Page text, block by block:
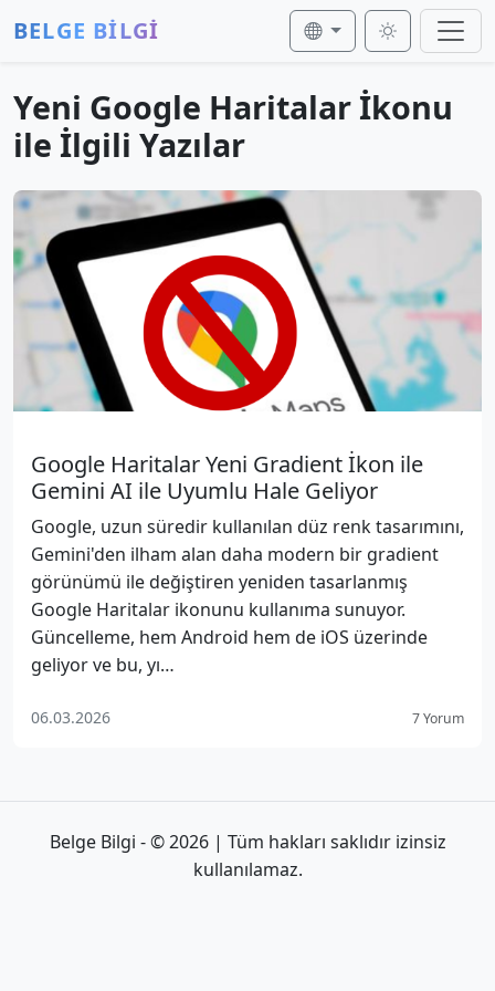
BELGE BİLGİ
Yeni Google Haritalar İkonu
ile İlgili Yazılar
Google Haritalar Yeni Gradient İkon ile
Gemini AI ile Uyumlu Hale Geliyor
Google, uzun süredir kullanılan düz renk tasarımını,
Gemini'den ilham alan daha modern bir gradient
görünümü ile değiştiren yeniden tasarlanmış
Google Haritalar ikonunu kullanıma sunuyor.
Güncelleme, hem Android hem de iOS üzerinde
geliyor ve bu, yı…
06.03.2026 7 Yorum
Belge Bilgi - © 2026 | Tüm hakları saklıdır izinsiz
kullanılamaz.